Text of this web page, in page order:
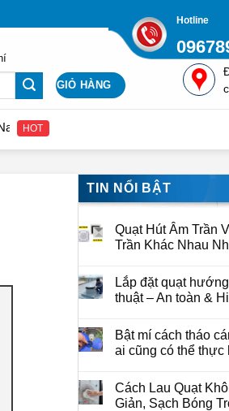
Hotline
GIỎ HÀNG
để nhận được giá gốc từ nhà cung cấp
HOT
TIN NỔI BẬT
Quạt Hút Âm Trần
Trần Khác Nhau
Lắp đặt quạt
thuật – An toàn &
Bật mí cách tháo
ai cũng có thể thực
Cách Lau Quạt
Giản, Sạch Bóng